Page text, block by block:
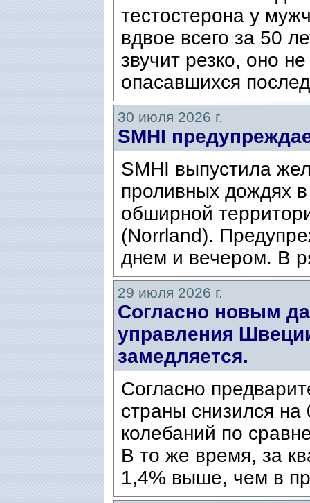
тестостерона у
вдвое всего за 50
звучит резко, оно
опасавшихся
30 июля 2026 г.
SMHI
SMHI выпустила
проливных дождях
обширной
(Norrland).
днем ​​и вечером. В
29 июля 2026 г.
Согласно новым
управления
замедляется.
Согласно
страны снизился
колебаний по
В то же время, за
1,4% выше, чем в